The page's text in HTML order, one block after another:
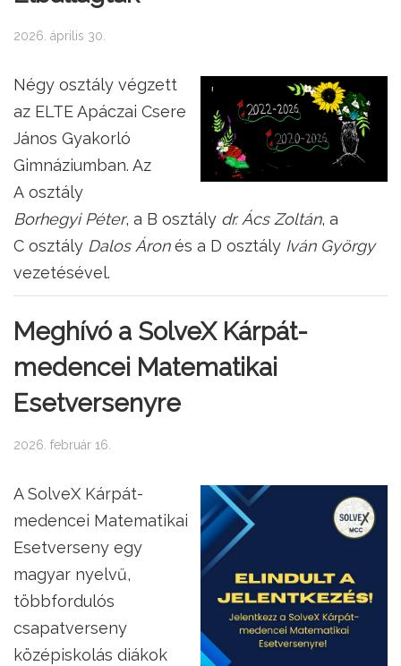
2026. április 30.
Négy osztály végzett
az ELTE Apáczai Csere
János Gyakorló
Gimnáziumban. Az
A osztály
Borhegyi Péter, a B osztály dr. Ács Zoltán, a
C osztály Dalos Áronés a D osztály Iván György
vezetésével.
Meghívó a SolveX Kárpát-
medencei Matematikai
Esetversenyre
2026. február 16.
A SolveX Kárpát-
medencei Matematikai
Esetverseny egy
magyar nyelvű,
többfordulós
csapatverseny
középiskolás diákok